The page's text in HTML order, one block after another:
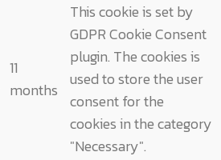
11
months
This cookie is set by
GDPR Cookie Consent
plugin. The cookies is
used to store the user
consent for the
cookies in the category
"Necessary".